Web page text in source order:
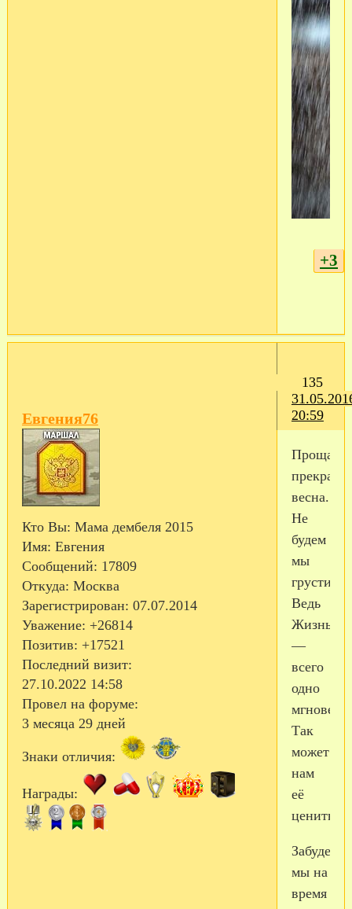
+3
135
20:59
Евгения76
Кто Вы: Мама дембеля 2015
Имя: Евгения
Сообщений: 17809
Откуда: Москва
Зарегистрирован: 07.07.2014
Уважение: +26814
Позитив: +17521
Последний визит:
27.10.2022 14:58
Провел на форуме:
3 месяца 29 дней
Знаки отличия:
Награды:
Прощай
весна...
Не
будем
мы
Ведь
Жизнь
—
всего
одно
Так
может
нам
её
ценить?!
Забудем
мы на
время